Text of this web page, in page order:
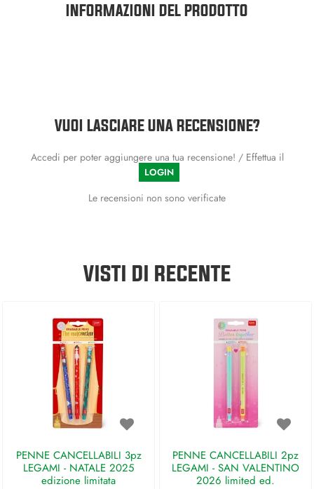
INFORMAZIONI DEL PRODOTTO
VUOI LASCIARE UNA RECENSIONE?
Accedi per poter aggiungere una tua recensione! / Effettua il
LOGIN
Le recensioni non sono verificate
VISTI DI RECENTE
PENNE CANCELLABILI 3pz
LEGAMI - NATALE 2025
edizione limitata
PENNE CANCELLABILI 2pz
LEGAMI - SAN VALENTINO
2026 limited ed.